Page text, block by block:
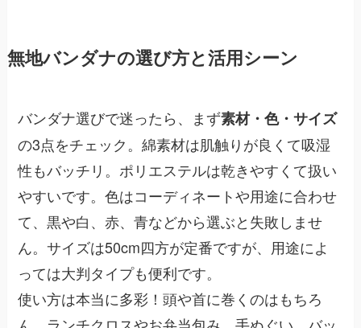
無地バンダナの選び方と活用シーン
バンダナ選びで迷ったら、まず素材・色・サイズ
の3点をチェック。綿素材は肌触りが良くて吸湿
性もバッチリ。ポリエステルは乾きやすくて扱い
やすいです。色はコーディネートや用途に合わせ
て、黒や白、赤、青などから選ぶと失敗しませ
ん。サイズは50cm四方が定番ですが、用途によ
っては大判タイプも便利です。
使い方は本当に多彩！頭や首に巻くのはもちろ